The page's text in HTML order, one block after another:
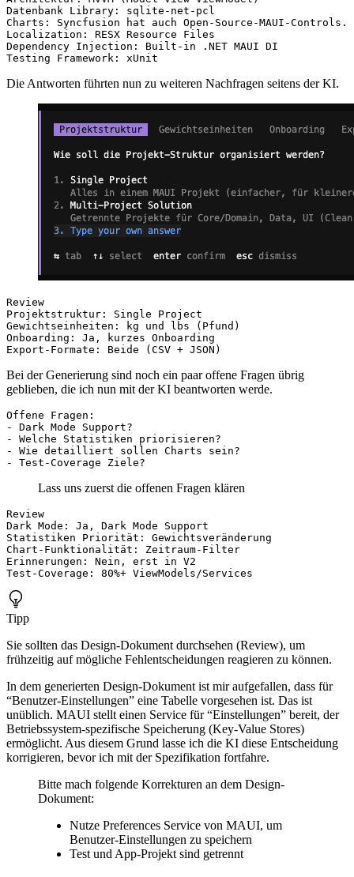
Die Antworten führten nun zu weiteren Nachfragen seitens der KI.
Bei der Generierung sind noch ein paar offene Fragen übrig
geblieben, die ich nun mit der KI beantworten werde.
Lass uns zuerst die offenen Fragen klären
Tipp
Sie sollten das Design-Dokument durchsehen (Review), um
frühzeitig auf mögliche Fehlentscheidungen reagieren zu können.
In dem generierten Design-Dokument ist mir aufgefallen, dass für
“Benutzer-Einstellungen” eine Tabelle vorgesehen ist. Das ist
unüblich. MAUI stellt einen Service für “Einstellungen” bereit, der
Betriebssystem-spezifische Speicherung (Key-Value Stores)
ermöglicht. Aus diesem Grund lasse ich die KI diese Entscheidung
korrigieren, bevor ich mit der Spezifikation fortfahre.
Bitte mach folgende Korrekturen an dem Design-
Dokument:
Nutze Preferences Service von MAUI, um
Benutzer-Einstellungen zu speichern
Test und App-Projekt sind getrennt